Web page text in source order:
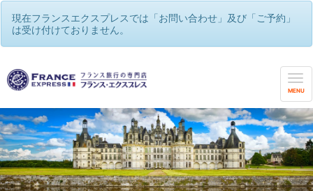
現在フランスエクスプレスでは「お問い合わせ」及び「ご予約」
は受け付けておりません。
MENU